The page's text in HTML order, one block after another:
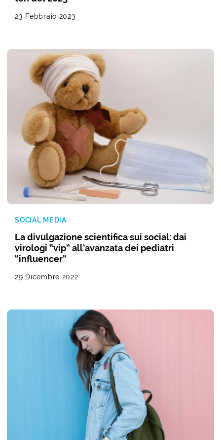
23 Febbraio 2023
SOCIAL MEDIA
La divulgazione scientifica sui social: dai
virologi “vip” all’avanzata dei pediatri
“influencer”
29 Dicembre 2022